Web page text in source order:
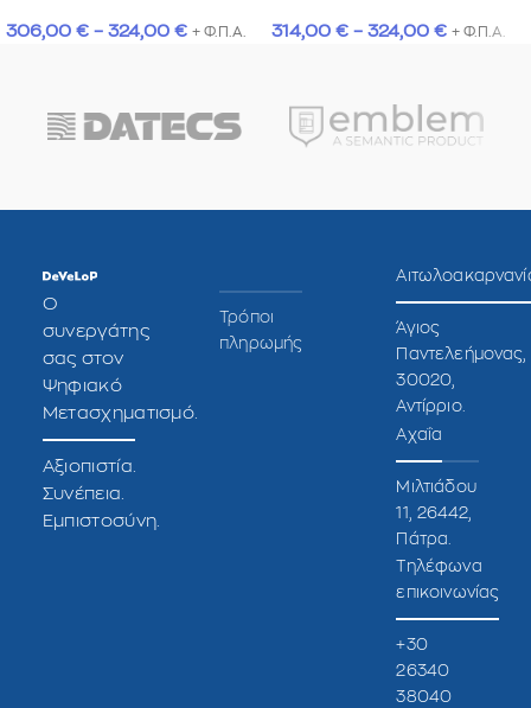
306,00 € – 324,00 € + Φ.Π.Α. 314,00 € – 324,00 € + Φ.Π.Α.
O
συνεργάτης
σας στον
Ψηφιακό
Μετασχηματισμό.
Αξιοπιστία.
Συνέπεια.
Εμπιστοσύνη.
Τρόποι
πληρωμής
Άγιος
Παντελεήμονας,
30020,
Αντίρριο.
Αχαΐα
Μιλτιάδου
11, 26442,
Πάτρα.
Τηλέφωνα
επικοινωνίας
+30
26340
38040